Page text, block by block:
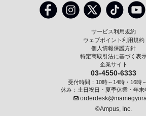
サービス利用規約
ウェブポイント利用規約
個人情報保護方針
特定商取引法に基づく表
企業サイト
03-4550-6333
受付時間：10時～14時・16時
休み：土日祝日・夏季休業・年末
©Ampus, Inc.